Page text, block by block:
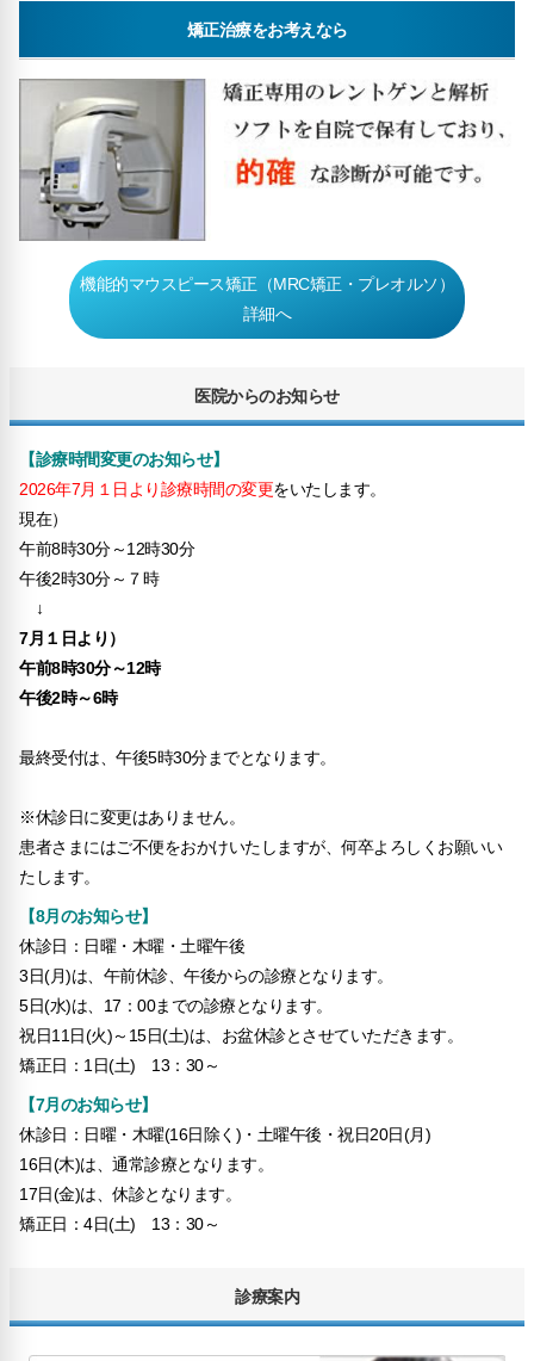
矯正治療をお考えなら
機能的マウスピース矯正（MRC矯正・プレオルソ）
詳細へ
医院からのお知らせ
【診療時間変更のお知らせ】
2026年7月１日より診療時間の変更をいたします。
現在）
午前8時30分～12時30分
午後2時30分～７時
↓
7月１日より）
午前8時30分～12時
午後2時～6時
最終受付は、午後5時30分までとなります。
※休診日に変更はありません。
患者さまにはご不便をおかけいたしますが、何卒よろしくお願いい
たします。
【8月のお知らせ】
休診日：日曜・木曜・土曜午後
3日(月)は、午前休診、午後からの診療となります。
5日(水)は、17：00までの診療となります。
祝日11日(火)～15日(土)は、お盆休診とさせていただきます。
矯正日：1日(土) 13：30～
【7月のお知らせ】
休診日：日曜・木曜(16日除く)・土曜午後・祝日20日(月)
16日(木)は、通常診療となります。
17日(金)は、休診となります。
矯正日：4日(土) 13：30～
診療案内